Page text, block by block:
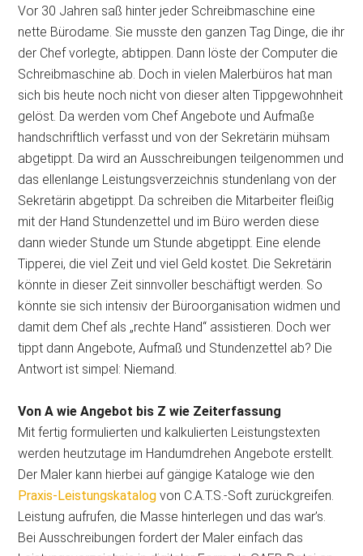
Vor 30 Jahren saß hinter jeder Schreibmaschine eine
nette Bürodame. Sie musste den ganzen Tag Dinge, die ihr
der Chef vorlegte, abtippen. Dann löste der Computer die
Schreibmaschine ab. Doch in vielen Malerbüros hat man
sich bis heute noch nicht von dieser alten Tippgewohnheit
gelöst. Da werden vom Chef Angebote und Aufmaße
handschriftlich verfasst und von der Sekretärin mühsam
abgetippt. Da wird an Ausschreibungen teilgenommen und
das ellenlange Leistungsverzeichnis stundenlang von der
Sekretärin abgetippt. Da schreiben die Mitarbeiter fleißig
mit der Hand Stundenzettel und im Büro werden diese
dann wieder Stunde um Stunde abgetippt. Eine elende
Tipperei, die viel Zeit und viel Geld kostet. Die Sekretärin
könnte in dieser Zeit sinnvoller beschäftigt werden. So
könnte sie sich intensiv der Büroorganisation widmen und
damit dem Chef als „rechte Hand“ assistieren. Doch wer
tippt dann Angebote, Aufmaß und Stundenzettel ab? Die
Antwort ist simpel: Niemand.
Von A wie Angebot bis Z wie Zeiterfassung
Mit fertig formulierten und kalkulierten Leistungstexten
werden heutzutage im Handumdrehen Angebote erstellt.
Der Maler kann hierbei auf gängige Kataloge wie den
Praxis-Leistungskatalog von C.A.T.S.-Soft zurückgreifen.
Leistung aufrufen, die Masse hinterlegen und das war’s.
Bei Ausschreibungen fordert der Maler einfach das